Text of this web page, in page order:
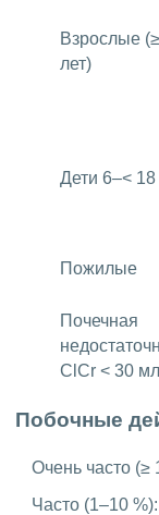
Взрослые
лет)
Дети 6–< 18
Пожилые
Почечная
ClCr < 30
Побочные
Очень часто (≥
Часто (1–10